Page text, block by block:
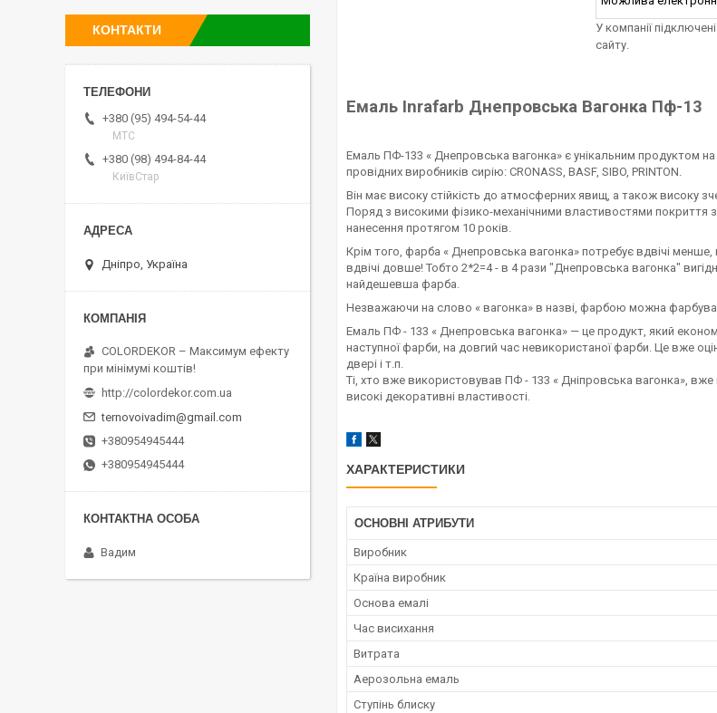
У компанії
сайту.
Емаль Inrafarb Днепровська Вагонка Пф-13
Емаль ПФ-133 « Днепровська вагонка» є унікальним продуктом на
провідних виробників сирію: CRONASS, BASF, SIBO, PRINTON.
Він має високу стійкість до атмосферних явищ, а також високу
Поряд з високими фізико-механічними властивостями покриття
нанесення протягом 10 років.
Крім того, фарба « Днепровська вагонка» потребує вдвічі
вдвічі довше! Тобто 2*2=4 - в 4 рази "Днепровська вагонка"
найдешевша фарба.
Незважаючи на слово « вагонка» в назві, фарбою можна
Емаль ПФ - 133 « Днепровська вагонка» — це продукт, який
наступної фарби, на довгий час невикористаної фарби. Це вже
двері і т.п.
Ті, хто вже використовував ПФ - 133 « Дніпровська вагонка»,
високі декоративні властивості.
ХАРАКТЕРИСТИКИ
ОСНОВНІ АТРИБУТИ
Виробник
Країна виробник
Основа емалі
Час висихання
Витрата
Аерозольна емаль
Ступінь блиску
КОНТАКТИ
+380 (95) 494-54-44
МТС
+380 (98) 494-84-44
КиївСтар
Дніпро, Україна
COLORDEKOR – Максимум ефекту
при мінімумі коштів!
http://colordekor.com.ua
ternovoivadim@gmail.com
+380954945444
+380954945444
Вадим